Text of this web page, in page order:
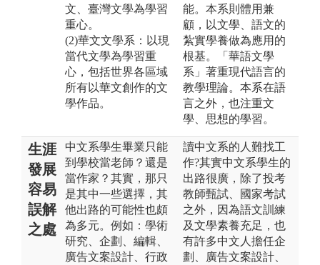
文、臺灣文學為學習
重心。
(2)華文文學系：以現
當代文學為學習重
心，包括世界各區域
所有以華文創作的文
學作品。
能。本系則體用兼
顧，以文學、語文的
紮實學養做為應用的
根基。「華語文學
系」著重現代語言的
教學理論。本系在語
言之外，也注重文
學、思想的學習。
生涯
發展
容易
誤解
之處
中文系學生畢業只能
到學校當老師？還是
當作家？其實，那只
是其中一些選擇，其
他出路的可能性也頗
為多元。例如：學術
研究、企劃、編輯、
廣告文案設計、行政
讀中文系的人難找工
作?其實中文系學生的
出路很廣，除了投考
教師甄試、國家考試
之外，因為語文訓練
及文學素養充足，也
有許多中文人擔任企
劃、廣告文案設計、